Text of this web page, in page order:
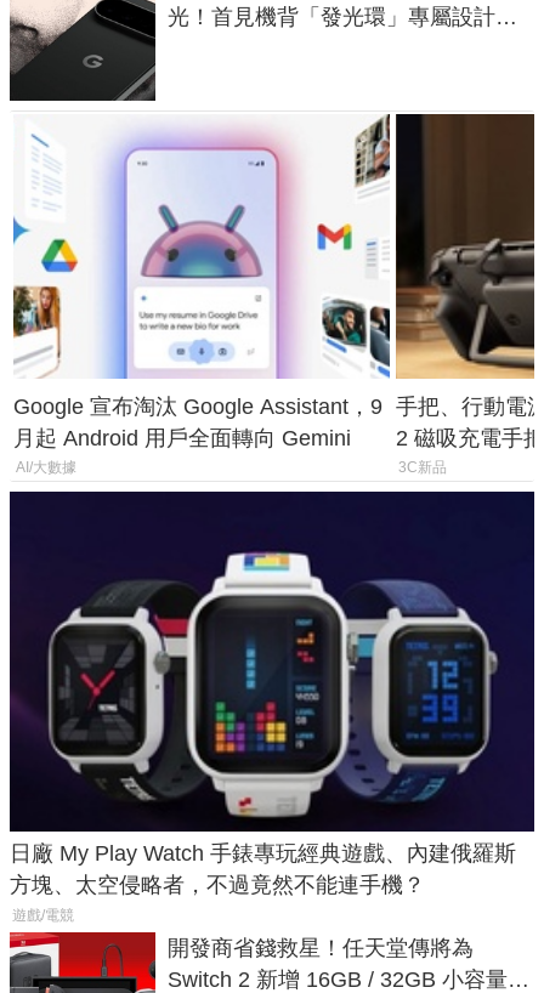
光！首見機背「發光環」專屬設計、
Google 宣布淘汰 Google Assistant，9
月起 Android 用戶全面轉向 Gemini
AI/大數據
手把、行動電
2 磁吸充電手
倍
3C新品
日廠 My Play Watch 手錶專玩經典遊戲、內建俄羅斯
方塊、太空侵略者，不過竟然不能連手機？
遊戲/電競
開發商省錢救星！任天堂傳將為
Switch 2 新增 16GB / 32GB 小容量遊